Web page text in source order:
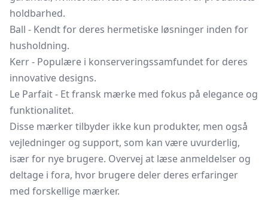
holdbarhed.
Ball - Kendt for deres hermetiske løsninger inden for
husholdning.
Kerr - Populære i konserveringssamfundet for deres
innovative designs.
Le Parfait - Et fransk mærke med fokus på elegance og
funktionalitet.
Disse mærker tilbyder ikke kun produkter, men også
vejledninger og support, som kan være uvurderlig,
især for nye brugere. Overvej at læse anmeldelser og
deltage i fora, hvor brugere deler deres erfaringer
med forskellige mærker.